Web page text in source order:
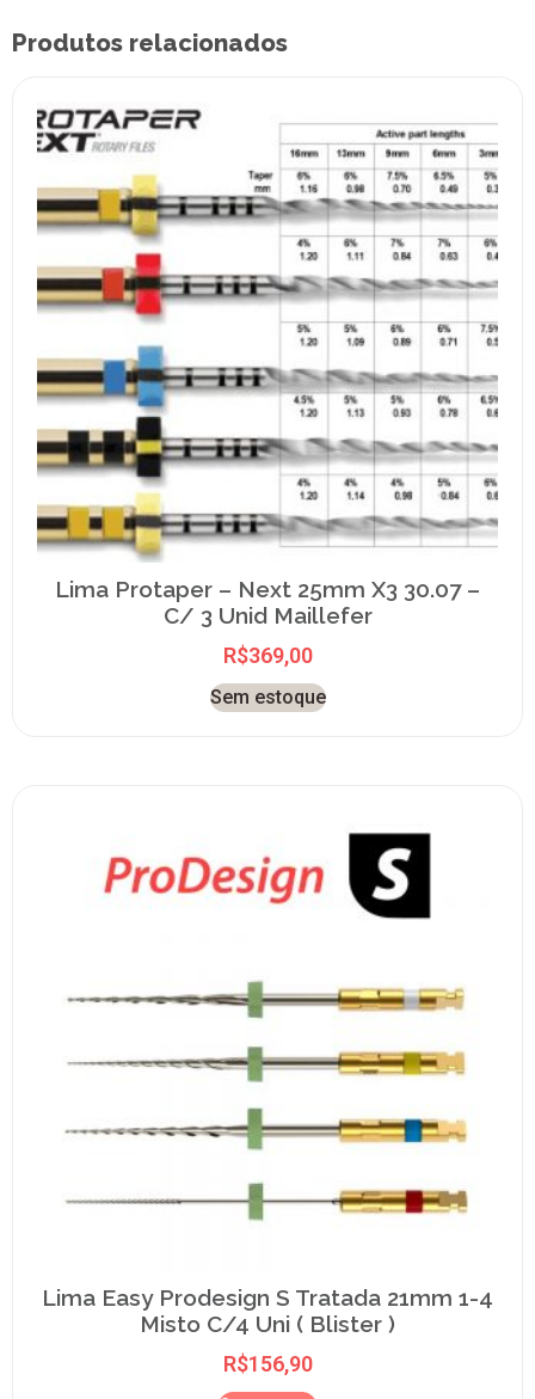
Produtos relacionados
Lima Protaper – Next 25mm X3 30.07 –
C/ 3 Unid Maillefer
R$369,00
Sem estoque
Lima Easy Prodesign S Tratada 21mm 1-4
Misto C/4 Uni ( Blister )
R$156,90